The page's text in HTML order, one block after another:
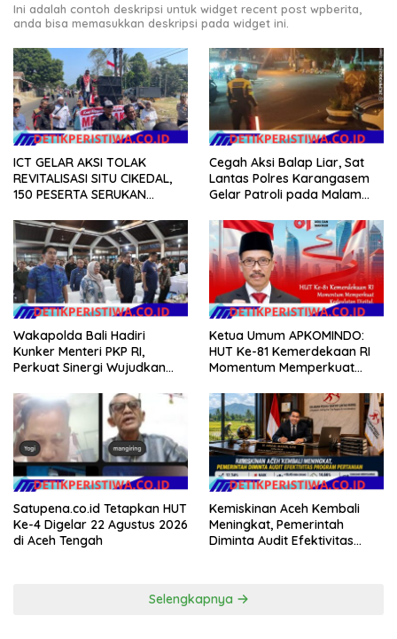
Ini adalah contoh deskripsi untuk widget recent post wpberita,
anda bisa memasukkan deskripsi pada widget ini.
ICT GELAR AKSI TOLAK
REVITALISASI SITU CIKEDAL,
150 PESERTA SERUKAN
Cegah Aksi Balap Liar, Sat
Lantas Polres Karangasem
Gelar Patroli pada Malam
Wakapolda Bali Hadiri
Kunker Menteri PKP RI,
Perkuat Sinergi Wujudkan
Masyarakat
Ketua Umum APKOMINDO:
HUT Ke-81 Kemerdekaan RI
Momentum Memperkuat
Teknologi, dan Kepastian
Hukum Menuju Indonesia
Emas 2045
Satupena.co.id Tetapkan HUT
Ke-4 Digelar 22 Agustus 2026
di Aceh Tengah
Kemiskinan Aceh Kembali
Meningkat, Pemerintah
Diminta Audit Efektivitas
Selengkapnya